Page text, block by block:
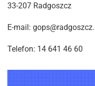
33-207 Radgoszcz
E-mail:
Telefon: 14 641 46 60